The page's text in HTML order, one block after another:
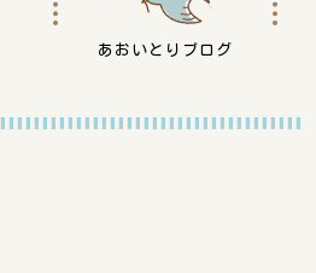
あおいとりブログ